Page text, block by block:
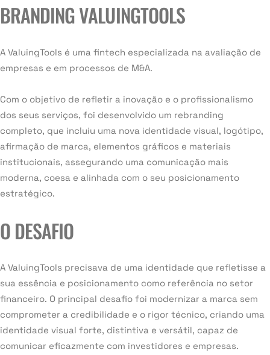
BRANDING VALUINGTOOLS
A ValuingTools é uma fintech especializada na avaliação de
empresas e em processos de M&A.
Com o objetivo de refletir a inovação e o profissionalismo
dos seus serviços, foi desenvolvido um rebranding
completo, que incluiu uma nova identidade visual, logótipo,
afirmação de marca, elementos gráficos e materiais
institucionais, assegurando uma comunicação mais
moderna, coesa e alinhada com o seu posicionamento
estratégico.
O DESAFIO
A ValuingTools precisava de uma identidade que refletisse a
sua essência e posicionamento como referência no setor
financeiro. O principal desafio foi modernizar a marca sem
comprometer a credibilidade e o rigor técnico, criando uma
identidade visual forte, distintiva e versátil, capaz de
comunicar eficazmente com investidores e empresas.